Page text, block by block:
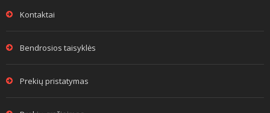
Kontaktai
Bendrosios taisyklės
Prekių pristatymas